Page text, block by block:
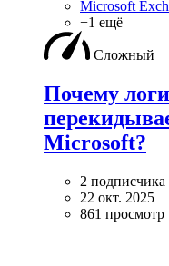
Microsoft
+1 ещё
Сложный
Почему
Microsoft?
2 подписчика
22 окт. 2025
861 просмотр